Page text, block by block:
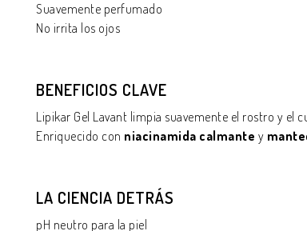
Suavemente perfumado
No irrita los ojos
BENEFICIOS CLAVE
Lipikar Gel Lavant limpia suavemente el rostro y el
Enriquecido con niacinamida calmante y
LA CIENCIA DETRÁS
pH neutro para la piel